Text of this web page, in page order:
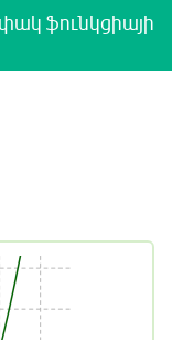
ֆունկցիայի